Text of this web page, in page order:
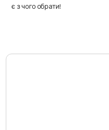
є з чого обрати!